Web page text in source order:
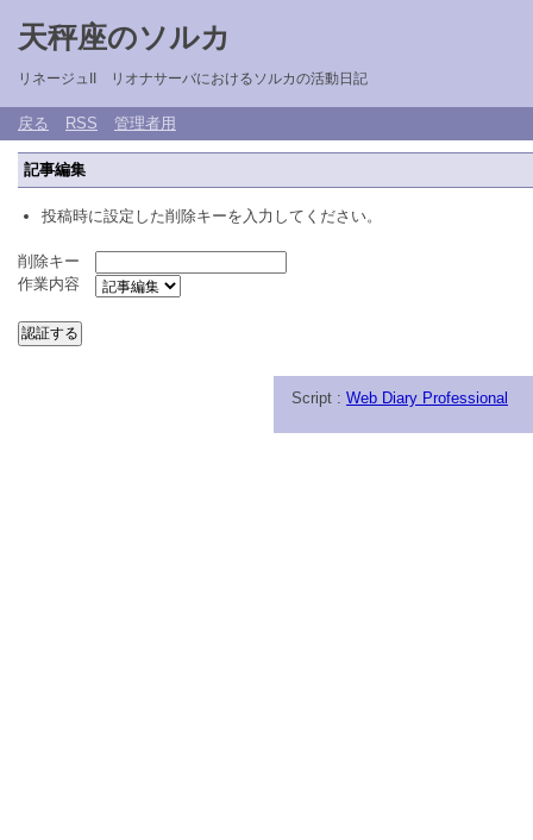
天秤座のソルカ
リネージュII リオナサーバにおけるソルカの活動日記
戻る RSS 管理者用
記事編集
投稿時に設定した削除キーを入力してください。
削除キー
作業内容
Script : Web Diary Professional